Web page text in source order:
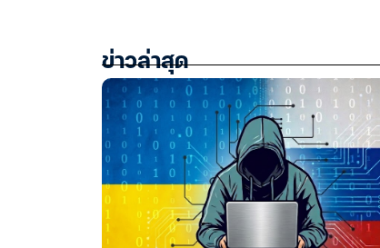
ข่าวล่าสุด